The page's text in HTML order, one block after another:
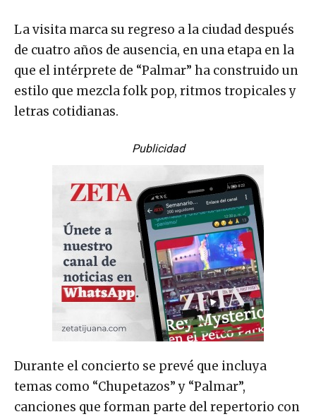
La visita marca su regreso a la ciudad después
de cuatro años de ausencia, en una etapa en la
que el intérprete de “Palmar” ha construido un
estilo que mezcla folk pop, ritmos tropicales y
letras cotidianas.
Publicidad
Durante el concierto se prevé que incluya
temas como “Chupetazos” y “Palmar”,
canciones que forman parte del repertorio con